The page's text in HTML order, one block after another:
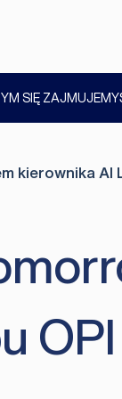
SIĘ ZAJMUJEMY
kierownika AI
OPI